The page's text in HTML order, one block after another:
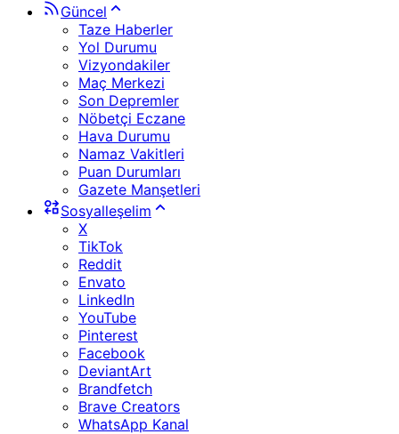
Güncel
Taze Haberler
Yol Durumu
Vizyondakiler
Maç Merkezi
Son Depremler
Nöbetçi Eczane
Hava Durumu
Namaz Vakitleri
Puan Durumları
Gazete Manşetleri
Sosyalleşelim
X
TikTok
Reddit
Envato
LinkedIn
YouTube
Pinterest
Facebook
DeviantArt
Brandfetch
Brave Creators
WhatsApp Kanal